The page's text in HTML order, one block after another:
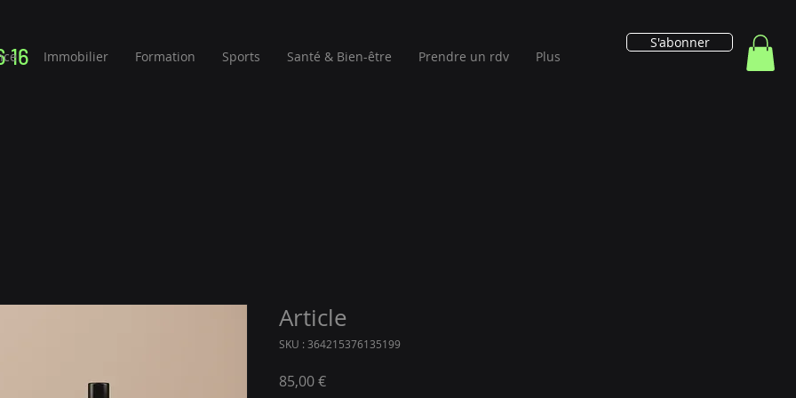
16 Immobilier Formation Sports Santé & Bien-être Prendre un rdv Plus
S'abonner
Article
SKU : 364215376135199
85,00 €Prix